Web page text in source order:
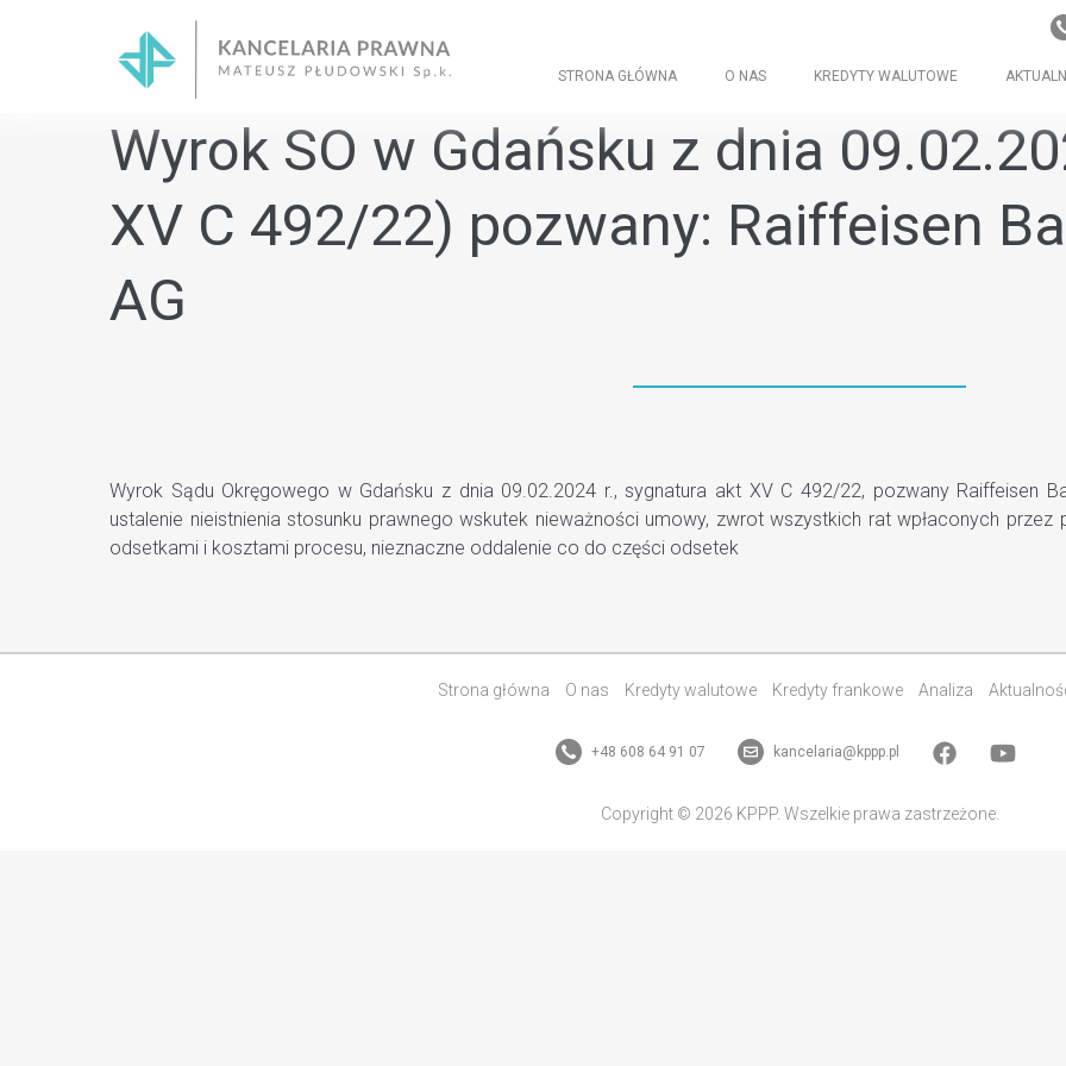
STRONA GŁÓWNA O NAS KREDYTY WALUTOWE
Wyrok SO w Gdańsku z dnia
XV C 492/22) pozwany: Raiffeisen
AG
Wyrok Sądu Okręgowego w Gdańsku z dnia 09.02.2024 r., sygnatura akt XV C 492/22, pozwany Raiffeisen
ustalenie nieistnienia stosunku prawnego wskutek nieważności umowy, zwrot wszystkich rat wpłaconych
odsetkami i kosztami procesu, nieznaczne oddalenie co do części odsetek
Strona główna O nas Kredyty walutowe Kredyty frankowe Analiza
+48 608 64 91 07 kancelaria@kppp.pl
Copyright © 2026 KPPP. Wszelkie prawa zastrzeżone.